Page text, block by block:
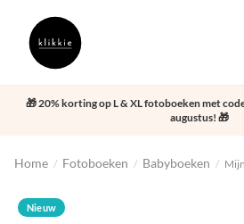
🎁 20% korting op L & XL fotoboeken met
augustus! 🎁
Home / Fotoboeken / Babyboeken /
Nieuw